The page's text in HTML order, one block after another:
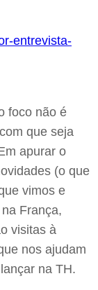
foco não é
que seja
apurar o
(o que
vimos e
França,
visitas à
nos ajudam
na TH.